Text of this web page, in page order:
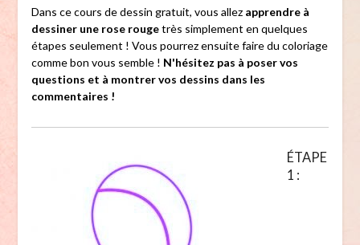
Dans ce cours de dessin gratuit, vous allez apprendre à
dessiner une rose rougetrès simplement en quelques
étapes seulement ! Vous pourrez ensuite faire du coloriage
comme bon vous semble ! N'hésitez pas à poser vos
questions et à montrer vos dessins dans les
commentaires !
ÉTAPE
1 :